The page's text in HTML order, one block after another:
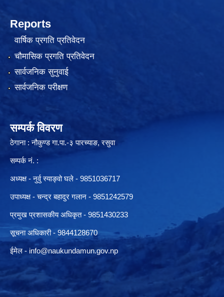
Reports
वार्षिक प्रगति प्रतिवेदन
चौमासिक प्रगति प्रतिवेदन
सार्वजनिक सुनुवाई
सार्वजनिक परीक्षण
सम्पर्क विवरण
ठेगाना : नौकुण्ड गा.पा.-३ पारच्याङ, रसुवा
सम्पर्क नं. :
अध्यक्ष - नुर्वु स्याङ्वो घले - 9851036717
उपाध्यक्ष - चन्द्र बहादुर गलान - 9851242579
प्रमुख प्रशासकीय अधिकृत - 9851430233
सूचना अधिकारी - 9844128670
ईमेल - info@naukundamun.gov.np